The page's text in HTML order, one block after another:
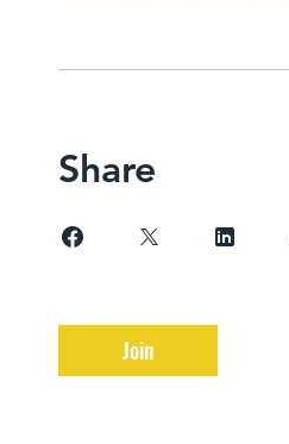
Share
Join